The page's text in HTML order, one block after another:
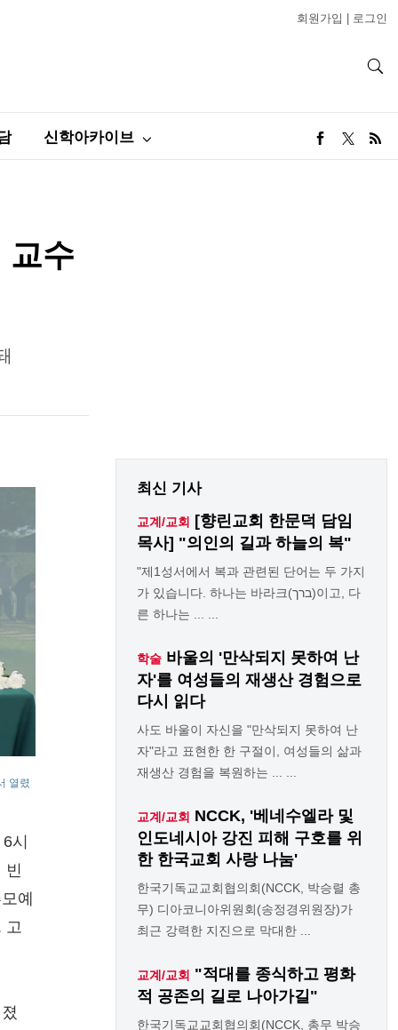
회원가입 로그인
신학아카이브
교수
열렸
시
빈
예
고
최신 기사
교계/교회
[향린교회 한문덕 담임
목사] "의인의 길과 하늘의 복"
"제1성서에서 복과 관련된 단어는 두 가지
가 있습니다. 하나는 바라크(ברך)이고, 다
른 하나는 ... ...
학술 바울의 '만삭되지 못하여 난
자'를 여성들의 재생산 경험으로
다시 읽다
사도 바울이 자신을 "만삭되지 못하여 난
자"라고 표현한 한 구절이, 여성들의 삶과
재생산 경험을 복원하는 ... ...
교계/교회 NCCK, '베네수엘라 및
인도네시아 강진 피해 구호를 위
한 한국교회 사랑 나눔'
한국기독교교회협의회(NCCK, 박승렬 총
무) 디아코니아위원회(송정경위원장)가
최근 강력한 지진으로 막대한 ...
교계/교회 "적대를 종식하고 평화
적 공존의 길로 나아가길"
한국기독교교회협의회(NCCK, 총무 박승